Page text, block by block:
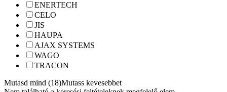
ENERTECH
CELO
JIS
HAUPA
AJAX SYSTEMS
WAGO
TRACON
Mutasd mind (18)Mutass kevesebbet